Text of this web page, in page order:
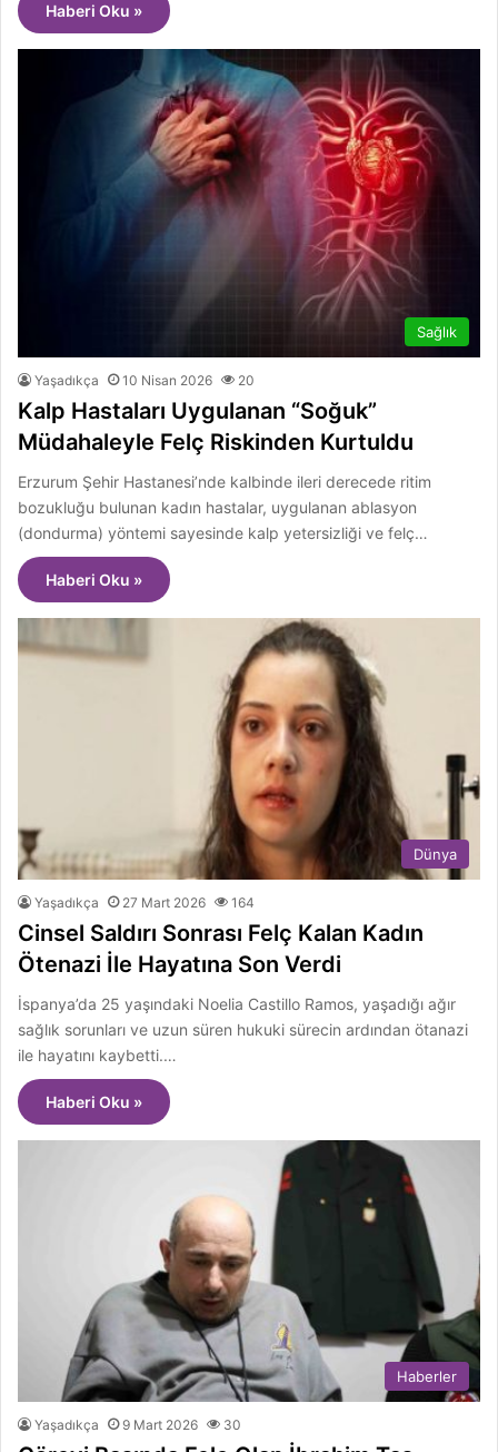
Haberi Oku »
Sağlık
Yaşadıkça 10 Nisan 2026 20
Kalp Hastaları Uygulanan “Soğuk”
Müdahaleyle Felç Riskinden Kurtuldu
Erzurum Şehir Hastanesi’nde kalbinde ileri derecede ritim
bozukluğu bulunan kadın hastalar, uygulanan ablasyon
(dondurma) yöntemi sayesinde kalp yetersizliği ve felç…
Haberi Oku »
Dünya
Yaşadıkça 27 Mart 2026 164
Cinsel Saldırı Sonrası Felç Kalan Kadın
Ötenazi İle Hayatına Son Verdi
İspanya’da 25 yaşındaki Noelia Castillo Ramos, yaşadığı ağır
sağlık sorunları ve uzun süren hukuki sürecin ardından ötanazi
ile hayatını kaybetti.…
Haberi Oku »
Haberler
Yaşadıkça 9 Mart 2026 30